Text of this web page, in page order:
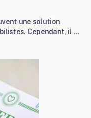
une solution
Cependant, il …